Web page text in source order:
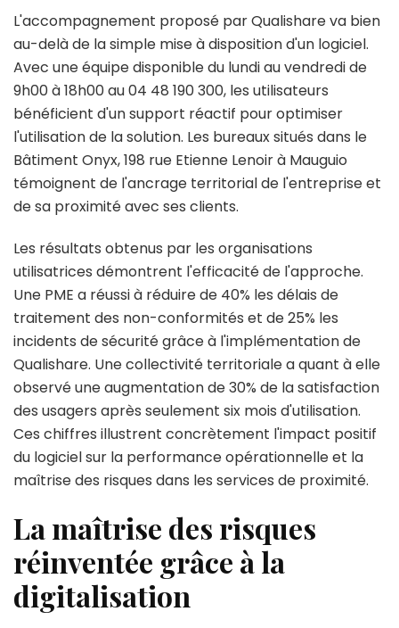
L'accompagnement proposé par Qualishare va bien
au-delà de la simple mise à disposition d'un logiciel.
Avec une équipe disponible du lundi au vendredi de
9h00 à 18h00 au 04 48 190 300, les utilisateurs
bénéficient d'un support réactif pour optimiser
l'utilisation de la solution. Les bureaux situés dans le
Bâtiment Onyx, 198 rue Etienne Lenoir à Mauguio
témoignent de l'ancrage territorial de l'entreprise et
de sa proximité avec ses clients.
Les résultats obtenus par les organisations
utilisatrices démontrent l'efficacité de l'approche.
Une PME a réussi à réduire de 40% les délais de
traitement des non-conformités et de 25% les
incidents de sécurité grâce à l'implémentation de
Qualishare. Une collectivité territoriale a quant à elle
observé une augmentation de 30% de la satisfaction
des usagers après seulement six mois d'utilisation.
Ces chiffres illustrent concrètement l'impact positif
du logiciel sur la performance opérationnelle et la
maîtrise des risques dans les services de proximité.
La maîtrise des risques
réinventée grâce à la
digitalisation